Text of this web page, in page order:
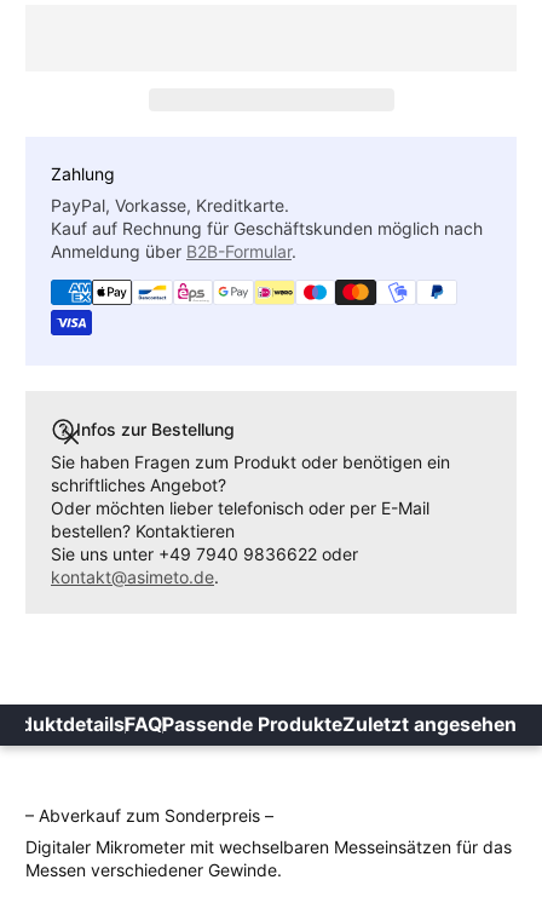
Zahlung
PayPal, Vorkasse, Kreditkarte.
Kauf auf Rechnung für Geschäftskunden möglich nach
Anmeldung über B2B-Formular.
Infos zur Bestellung
Sie haben Fragen zum Produkt oder benötigen ein
schriftliches Angebot?
Oder möchten lieber telefonisch oder per E-Mail
bestellen? Kontaktieren
Sie uns unter +49 7940 9836622 oder
kontakt@asimeto.de.
FAQPassende ProdukteZuletzt angesehen
– Abverkauf zum Sonderpreis –
Digitaler Mikrometer mit wechselbaren Messeinsätzen für das
Messen verschiedener Gewinde.